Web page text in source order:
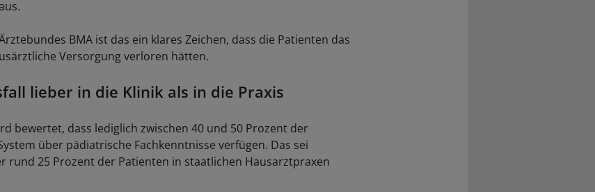
BMA ist das ein klares Zeichen, dass die Patienten das
Versorgung verloren hätten.
lieber in die Klinik als in die Praxis
bewertet, dass lediglich zwischen 40 und 50 Prozent der
über pädiatrische Fachkenntnisse verfügen. Das sei
rund 25 Prozent der Patienten in staatlichen Hausarztpraxen